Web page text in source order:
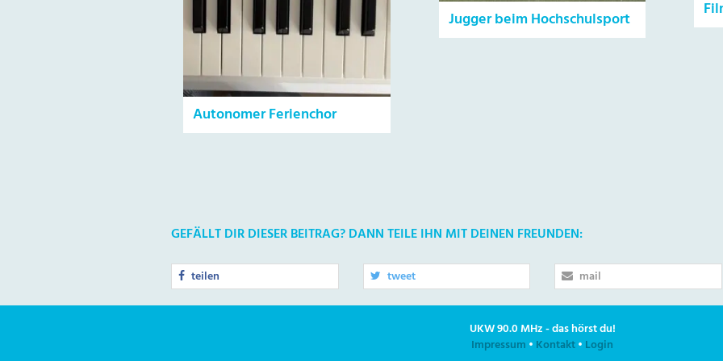
Autonomer Ferienchor
Jugger beim Hochschulsport
GEFÄLLT DIR DIESER BEITRAG? DANN TEILE IHN MIT DEINEN FREUNDEN:
teilen tweet mail
UKW 90.0 MHz - das hörst du!
Impressum • Kontakt• Login